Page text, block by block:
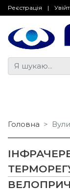
Реєстрація |
Головна